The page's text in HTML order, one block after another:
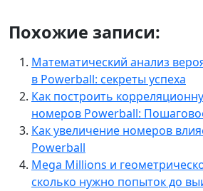
Похожие записи:
Математический анализ
в Powerball: секреты успеха
Как построить
номеров Powerball:
Как увеличение номеров
Powerball
Mega Millions и
сколько нужно попыток до